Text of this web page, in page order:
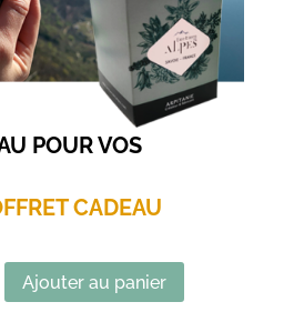
POUR VOS
CADEAU
Ajouter au panier